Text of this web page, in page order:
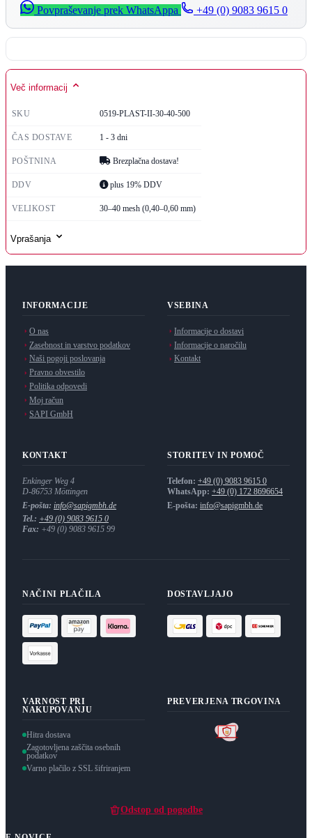
Povpraševanje prek WhatsAppa
+49 (0) 9083 9615 0
Več informacij
SKU 0519-PLAST-II-30-40-500
ČAS DOSTAVE 1 - 3 dni
POŠTNINA Brezplačna dostava!
DDV plus 19% DDV
VELIKOST 30–40 mesh (0,40–0,60 mm)
Vprašanja
INFORMACIJE
O nas
Zasebnost in varstvo podatkov
Naši pogoji poslovanja
Pravno obvestilo
Politika odpovedi
Moj račun
SAPI GmbH
VSEBINA
Informacije o dostavi
Informacije o naročilu
Kontakt
KONTAKT
Enkinger Weg 4
D-86753 Möttingen
E-pošta: info@sapigmbh.de
Tel.: +49 (0) 9083 9615 0
Fax: +49 (0) 9083 9615 99
STORITEV IN POMOČ
Telefon: +49 (0) 9083 9615 0
WhatsApp: +49 (0) 172 8696654
E-pošta: info@sapigmbh.de
NAČINI PLAČILA DOSTAVLJAJO
VARNOST PRI
NAKUPOVANJU
Hitra dostava
Zagotovljena zaščita osebnih
podatkov
Varno plačilo z SSL šifriranjem
PREVERJENA TRGOVINA
Odstop od pogodbe